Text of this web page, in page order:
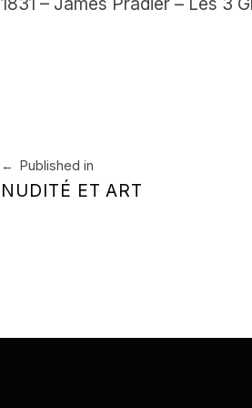
1831 – James Pradier – Les 3
Navigation de l’article
Published in
NUDITÉ ET ART